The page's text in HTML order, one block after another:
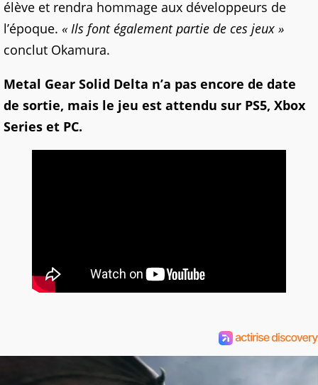
élève et rendra hommage aux développeurs de
l’époque. « Ils font également partie de ces jeux »
conclut Okamura.
Metal Gear Solid Delta n’a pas encore de date
de sortie, mais le jeu est attendu sur PS5, Xbox
Series et PC.